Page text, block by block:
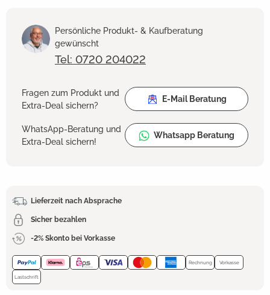
Persönliche Produkt- & Kaufberatung
gewünscht
Tel: 0720 204022
Fragen zum Produkt und
Extra-Deal sichern?
E-Mail Beratung
WhatsApp-Beratung und
Extra-Deal sichern!
Whatsapp Beratung
Lieferzeit nach Absprache
Sicher bezahlen
-2% Skonto bei Vorkasse
Rechnung Vorkasse
Lastschrift